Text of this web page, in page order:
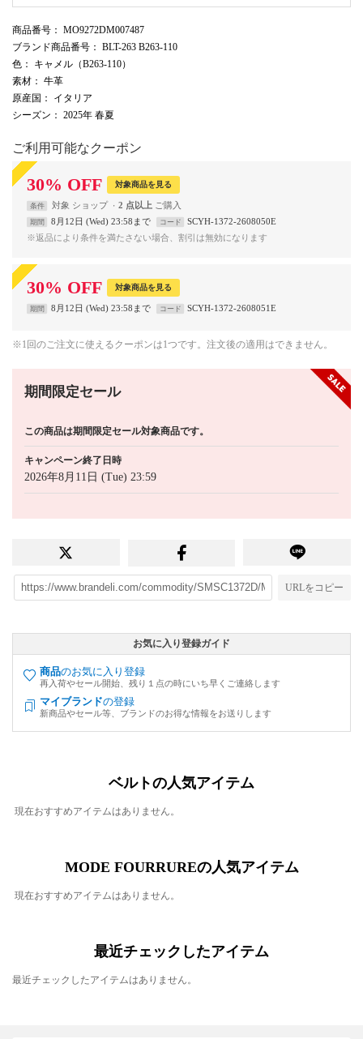
商品番号 ： MO9272DM007487
ブランド商品番号 ： BLT-263 B263-110
色 ： キャメル（B263-110）
素材 ： 牛革
原産国 ： イタリア
シーズン ： 2025年 春夏
ご利用可能なクーポン
30% OFF 対象商品を見る
条件 対象 ショップ 2 点以上
期間 8月12日 (Wed) 23:58まで コード
SCYH-1372-2608050E
※返品により条件を満たさない場合、割引は無効になります
30% OFF 対象商品を見る
期間 8月12日 (Wed) 23:58まで コード SCYH-1372-2608051E
※1回のご注文に使えるクーポンは1つです。注文後の適用はできません。
期間限定セール
この商品は期間限定セール対象商品です。
キャンペーン終了日時
2026年8月11日 (Tue) 23:59
URLをコピー
お気に入り登録ガイド
商品のお気に入り登録
再入荷やセール開始、残り１点の時にいち早くご連絡します
マイブランドの登録
新商品やセール等、ブランドのお得な情報をお送りします
ベルトの人気アイテム
現在おすすめアイテムはありません。
MODE FOURRUREの人気アイテム
現在おすすめアイテムはありません。
最近チェックしたアイテム
最近チェックしたアイテムはありません。